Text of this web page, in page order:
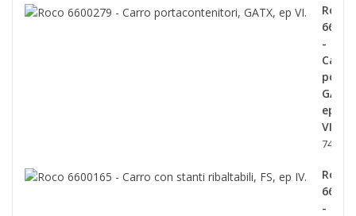
Roco
-
Carro
GATX,
ep
VI.
74,90 €
Roco
-